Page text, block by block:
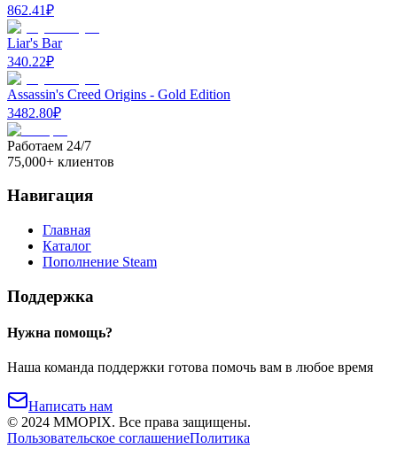
862.41₽
Liar's Bar
340.22₽
Assassin's Creed Origins - Gold Edition
3482.80₽
Работаем 24/7
75,000+ клиентов
Навигация
Главная
Каталог
Пополнение Steam
Поддержка
Нужна помощь?
Наша команда поддержки готова помочь вам в любое время
Написать нам
© 2024 MMOPIX. Все права защищены.
Пользовательское соглашениеПолитика